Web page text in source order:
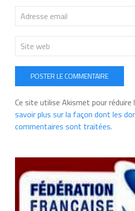
POSTER LE COMMENTAIRE
Ce site utilise Akismet pour réduire
savoir plus sur la façon dont les
commentaires sont traitées.